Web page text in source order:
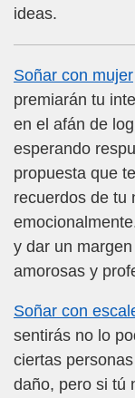
ideas.
Soñar con mujer
premiarán tu
en el afán de
esperando
propuesta que
recuerdos de tu
y dar un
amorosas y
Soñar con
sentirás no lo
ciertas
daño, pero si tú